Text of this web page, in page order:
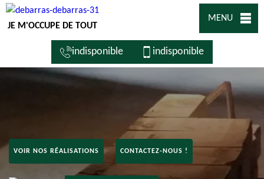
JE M'OCCUPE DE TOUT
MENU
indisponible indisponible
VOIR NOS RÉALISATIONS CONTACTEZ-NOUS !